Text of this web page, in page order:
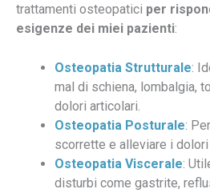
trattamenti osteopatici per
esigenze dei miei pazienti:
Osteopatia Strutturale:
mal di schiena, lombalgia,
dolori articolari.
Osteopatia Posturale:
scorrette e alleviare i
Osteopatia Viscerale:
disturbi come gastrite,